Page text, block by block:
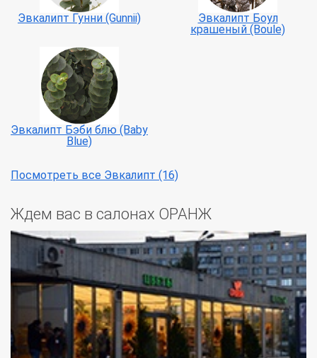
Эвкалипт Гунни (Gunnii)
Эвкалипт Боул
крашеный (Boule)
Эвкалипт Бэби блю (Baby
Blue)
Посмотреть все Эвкалипт (16)
Ждем вас в салонах ОРАНЖ